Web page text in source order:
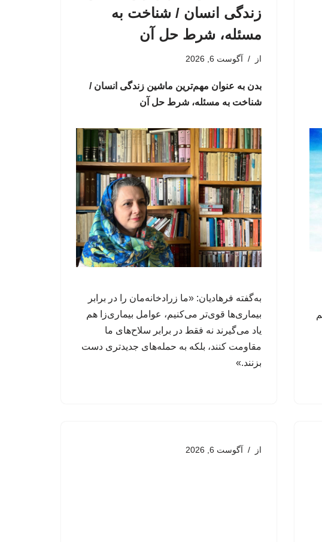
زندگی انسان / شناخت به
مسئله، شرط حل آن
از آگوست 6, 2026
بدن به عنوان مهم‌ترین ماشین زندگی انسان /
شناخت به مسئله، شرط حل آن
به‌گفته فرهادیان: «ما زرادخانه‌مان را در برابر
بیماری‌ها قوی‌تر می‌کنیم، عوامل‌ بیماری‌زا هم
یاد می‌گیرند نه فقط در برابر سلاح‌های ما
مقاومت کنند، بلکه به حمله‌های جدیدتری دست
بزنند.»
از آگوست 6, 2026